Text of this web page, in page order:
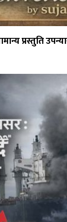
प्रस्तुति